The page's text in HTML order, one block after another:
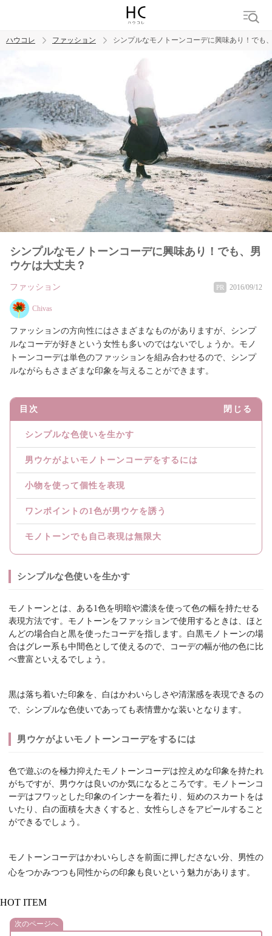
トレンド ワード
ハウコレ ファッション シンプルなモノトーンコーデに興味あり！でも
シンプルなモノトーンコーデに興味あり！でも、男
ウケは大丈夫？
ファッション PR 2016/09/12
Chivas
ファッションの方向性にはさまざまなものがありますが、シンプ
ルなコーデが好きという女性も多いのではないでしょうか。モノ
トーンコーデは単色のファッションを組み合わせるので、シンプ
ルながらもさまざまな印象を与えることができます。
目次 閉じる
シンプルな色使いを生かす
男ウケがよいモノトーンコーデをするには
小物を使って個性を表現
ワンポイントの1色が男ウケを誘う
モノトーンでも自己表現は無限大
シンプルな色使いを生かす
モノトーンとは、ある1色を明暗や濃淡を使って色の幅を持たせる
表現方法です。モノトーンをファッションで使用するときは、ほと
んどの場合白と黒を使ったコーデを指します。白黒モノトーンの場
合はグレー系も中間色として使えるので、コーデの幅が他の色に比
べ豊富といえるでしょう。
黒は落ち着いた印象を、白はかわいらしさや清潔感を表現できるの
で、シンプルな色使いであっても表情豊かな装いとなります。
男ウケがよいモノトーンコーデをするには
色で遊ぶのを極力抑えたモノトーンコーデは控えめな印象を持たれ
がちですが、男ウケは良いのか気になるところです。モノトーンコ
ーデはフワッとした印象のインナーを着たり、短めのスカートをは
いたり、白の面積を大きくすると、女性らしさをアピールすること
ができるでしょう。
モノトーンコーデはかわいらしさを前面に押しださない分、男性の
心をつかみつつも同性からの印象も良いという魅力があります。
HOT ITEM
次のページへ